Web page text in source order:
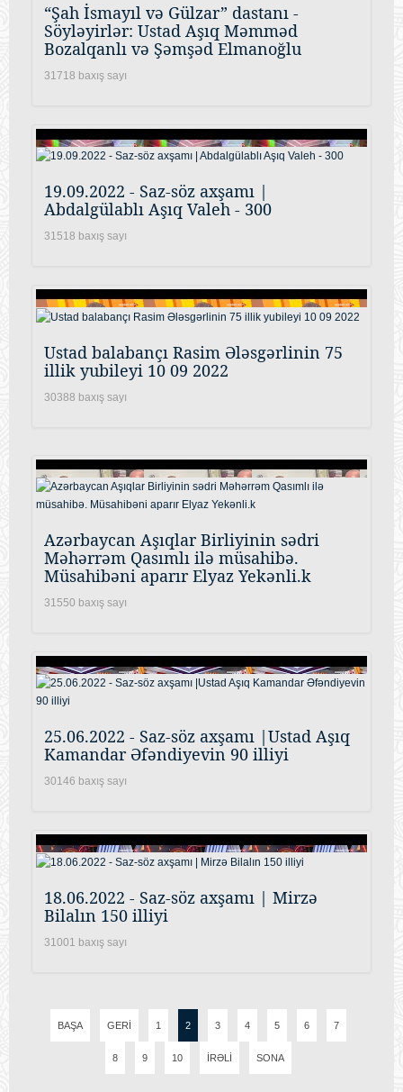
“Şah İsmayıl və Gülzar” dastanı -
Söyləyirlər: Ustad Aşıq Məmməd
Bozalqanlı və Şəmşəd Elmanoğlu
31718 baxış sayı
19.09.2022 - Saz-söz axşamı |
Abdalgülablı Aşıq Valeh - 300
31518 baxış sayı
Ustad balabançı Rasim Ələsgərlinin 75
illik yubileyi 10 09 2022
30388 baxış sayı
Azərbaycan Aşıqlar Birliyinin sədri
Məhərrəm Qasımlı ilə müsahibə.
Müsahibəni aparır Elyaz Yekənli.k
31550 baxış sayı
25.06.2022 - Saz-söz axşamı |Ustad Aşıq
Kamandar Əfəndiyevin 90 illiyi
30146 baxış sayı
18.06.2022 - Saz-söz axşamı | Mirzə
Bilalın 150 illiyi
31001 baxış sayı
BAŞA GERI 1 2 3 4 5 6 7
8 9 10 İRƏLI SONA